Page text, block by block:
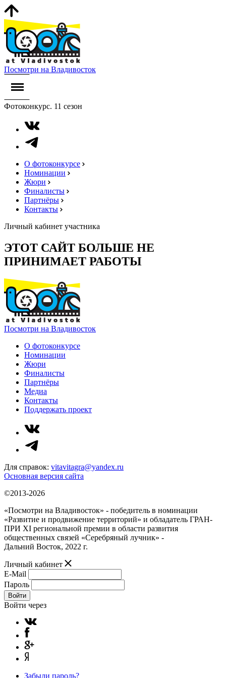
Посмотри на Владивосток
Фотоконкурс. 11 сезон
О фотоконкурсе
Номинации
Жюри
Финалисты
Партнёры
Контакты
Личный кабинет участника
ЭТОТ САЙТ БОЛЬШЕ НЕ
ПРИНИМАЕТ РАБОТЫ
Посмотри на Владивосток
О фотоконкурсе
Номинации
Жюри
Финалисты
Партнёры
Медиа
Контакты
Поддержать проект
Для справок: vitavitagra@yandex.ru
Основная версия сайта
©2013-2026
«Посмотри на Владивосток» - победитель в номинации
«Развитие и продвижение территорий» и обладатель ГРАН-
ПРИ XI региональной премии в области развития
общественных связей «Серебряный лучник» -
Дальний Восток, 2022 г.
Личный кабинет
E-Mail
Пароль
Войти
Войти через
Забыли пароль?